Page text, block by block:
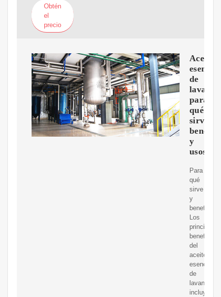
Obtén
el
precio
Aceite
esencial
de
para
qué
sirve,
y
usos
Para
qué
sirve
y
beneficios.
Los
principales
beneficios
del
aceite
esencial
de
lavanda
incluyen: